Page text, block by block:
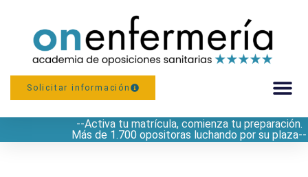
Solicitar información
--Activa tu matrícula, comienza tu preparación.
Más de 1.700 opositoras luchando por su plaza--